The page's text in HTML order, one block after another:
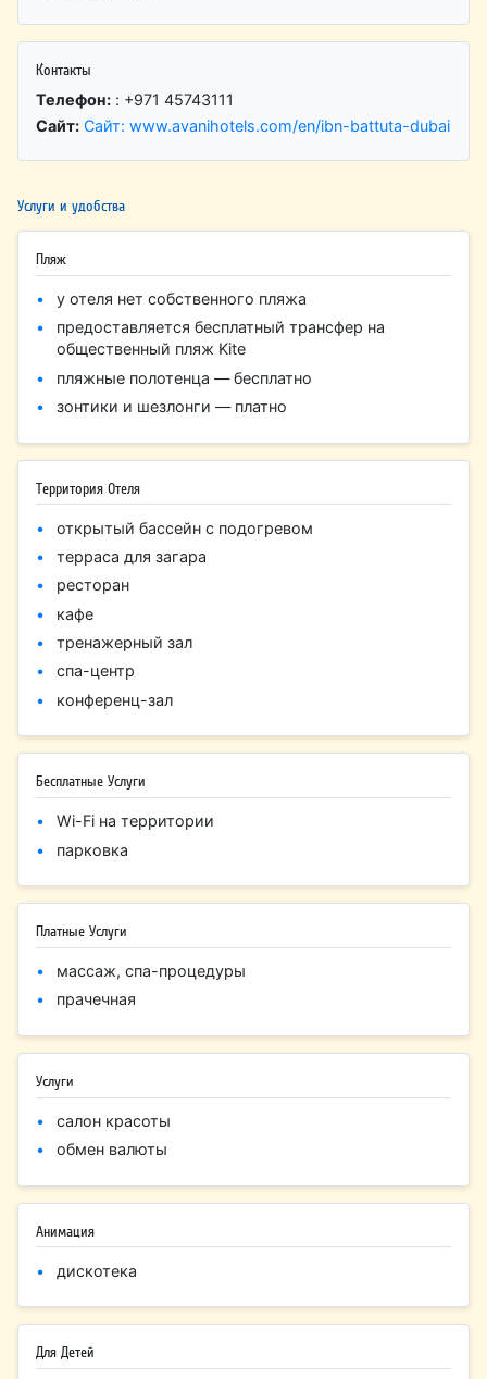
Контакты
Телефон: : +971 45743111
Сайт: Сайт: www.avanihotels.com/en/ibn-battuta-dubai
Услуги и удобства
Пляж
у отеля нет собственного пляжа
предоставляется бесплатный трансфер на
общественный пляж Kite
пляжные полотенца — бесплатно
зонтики и шезлонги — платно
Территория Отеля
открытый бассейн с подогревом
терраса для загара
ресторан
кафе
тренажерный зал
спа-центр
конференц-зал
Бесплатные Услуги
Wi-Fi на территории
парковка
Платные Услуги
массаж, спа-процедуры
прачечная
Услуги
салон красоты
обмен валюты
Анимация
дискотека
Для Детей